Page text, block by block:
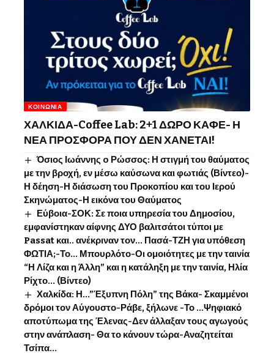
ΚΟΙΝΩΝΊΑ
ΧΑΛΚΙΔΑ-Coffee Lab: 2+1 ΔΩΡΟ ΚΑΦΕ- Η
ΝΕΑ ΠΡΟΣΦΟΡΑ ΠΟΥ ΔΕΝ ΧΑΝΕΤΑΙ!
Όσιος Ιωάννης o Ρώσσος: Η στιγμή του θαύματος
με την βροχή, εν μέσω καύσωνα και φωτιάς (Βίντεο)-
Η δέηση-Η διάσωση του Προκοπίου και του Ιερού
Σκηνώματος-Η εικόνα του Θαύματος
Εύβοια-ΣΟΚ: Σε ποια υπηρεσία του Δημοσίου,
εμφανίστηκαν αίφνης ΔΥΟ βαλιτσάτοι τύποι με
Passat και.. ανέκριναν τον… Πασά-ΤΖΗ για υπόθεση
ΦΩΤΙΑ;-Το… Μπουρλότο-Οι ομοιότητες με την ταινία
“Η Λίζα και η Άλλη” και η κατάληξη με την ταινία, Ηλία
Ρίχτο… (Βίντεο)
Χαλκίδα: Η…”Έξυπνη Πόλη” της Βάκα- Σκαμμένοι
δρόμοι τον Αύγουστο-Ράβε, ξήλωνε -Το …Ψηφιακό
αποτύπωμα της Έλενας-Δεν άλλαξαν τους αγωγούς
στην ανάπλαση- Θα το κάνουν τώρα-Αναζητείται
Τσίπα…